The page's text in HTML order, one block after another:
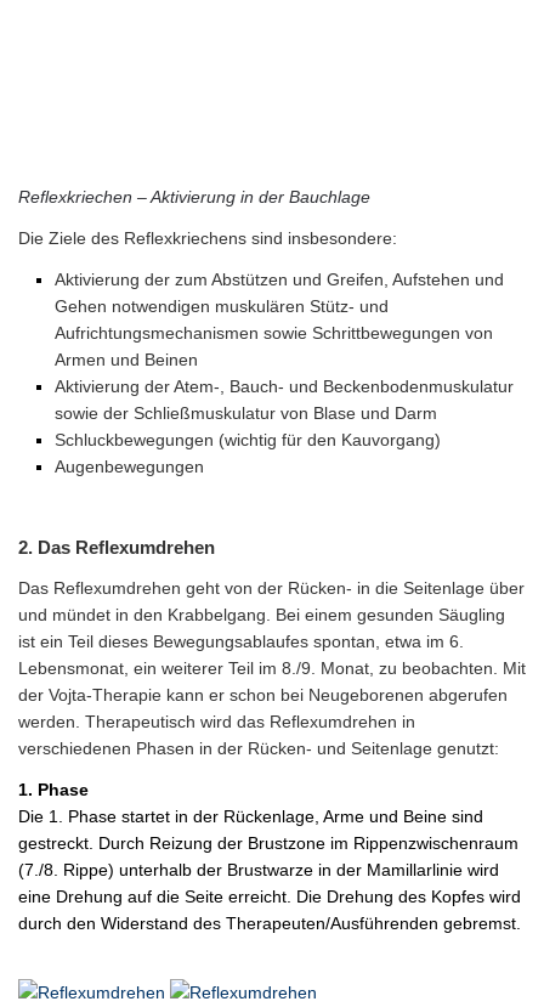
Reflexkriechen – Aktivierung in der Bauchlage
Die Ziele des Reflexkriechens sind insbesondere:
Aktivierung der zum Abstützen und Greifen, Aufstehen und
Gehen notwendigen muskulären Stütz- und
Aufrichtungsmechanismen sowie Schrittbewegungen von
Armen und Beinen
Aktivierung der Atem-, Bauch- und Beckenbodenmuskulatur
sowie der Schließmuskulatur von Blase und Darm
Schluckbewegungen (wichtig für den Kauvorgang)
Augenbewegungen
2. Das Reflexumdrehen
Das Reflexumdrehen geht von der Rücken- in die Seitenlage über
und mündet in den Krabbelgang. Bei einem gesunden Säugling
ist ein Teil dieses Bewegungsablaufes spontan, etwa im 6.
Lebensmonat, ein weiterer Teil im 8./9. Monat, zu beobachten. Mit
der Vojta-Therapie kann er schon bei Neugeborenen abgerufen
werden. Therapeutisch wird das Reflexumdrehen in
verschiedenen Phasen in der Rücken- und Seitenlage genutzt:
1. Phase
Die 1. Phase startet in der Rückenlage, Arme und Beine sind
gestreckt. Durch Reizung der Brustzone im Rippenzwischenraum
(7./8. Rippe) unterhalb der Brustwarze in der Mamillarlinie wird
eine Drehung auf die Seite erreicht. Die Drehung des Kopfes wird
durch den Widerstand des Therapeuten/Ausführenden gebremst.